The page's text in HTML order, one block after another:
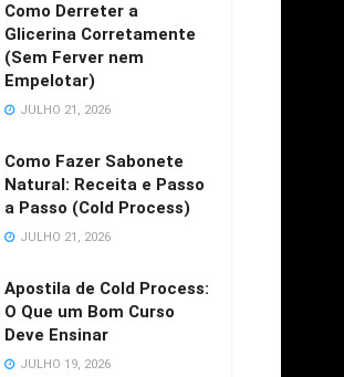
Como Derreter a
Glicerina Corretamente
(Sem Ferver nem
Empelotar)
JULHO 21, 2026
Como Fazer Sabonete
Natural: Receita e Passo
a Passo (Cold Process)
JULHO 21, 2026
Apostila de Cold Process:
O Que um Bom Curso
Deve Ensinar
JULHO 19, 2026